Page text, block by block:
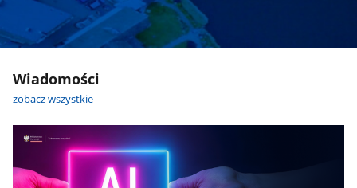
Wiadomości
zobacz wszystkie